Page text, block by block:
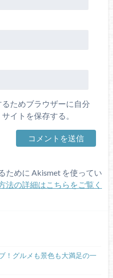
ためブラウザーに自分
イトを保存する。
ために Akismet を使ってい
法の詳細はこちらをご覧く
！グルメも景色も大満足の一